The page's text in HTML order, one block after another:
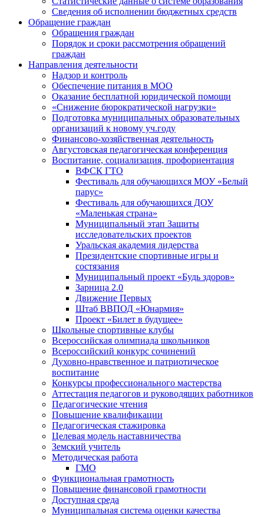
Сведения об исполнении бюджетных средств
Обращение граждан
Обращения граждан
Порядок и сроки рассмотрения обращений
граждан
Направления деятельности
Надзор и контроль
Обеспечение питания в МОО
Оказание бесплатной юридической помощи
«Снижение бюрократической нагрузки»
Подготовка муниципальных образовательных
организаций к новому уч.году
Финансово-хозяйственная деятельность
Августовская педагогическая конференция
Воспитание, социализация, профориентация
ВФСК ГТО
Фестиваль для обучающихся МОУ «Белый
парус»
Фестиваль для обучающихся ДОУ
«Маленькая страна»
Муниципальный этап Защиты
исследовательских проектов
Уральская академия лидерства
Президентские спортивные игры и
состязания
Муниципальный проект «Будь здоров»
Зарница 2.0
Движение Первых
Штаб ВВПОД «Юнармия»
Проект «Билет в будущее»
Школьные спортивные клубы
Всероссийская олимпиада школьников
Всероссийский конкурс сочинений
Духовно-нравственное и патриотическое
воспитание
Конкурсы профессионального мастерства
Аттестация педагогов и руководящих работников
Педагогические чтения
Повышение квалификации
Педагогическая стажировка
Целевая модель наставничества
Земский учитель
Методическая работа
ГМО
Функциональная грамотность
Повышение финансовой грамотности
Доступная среда
Муниципальная система оценки качества